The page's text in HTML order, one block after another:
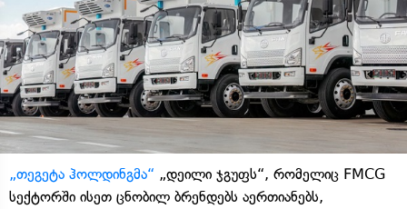
„თეგეტა ჰოლდინგმა“ „დეილი ჯგუფს“, რომელიც FMCG
სექტორში ისეთ ცნობილ ბრენდებს აერთიანებს,